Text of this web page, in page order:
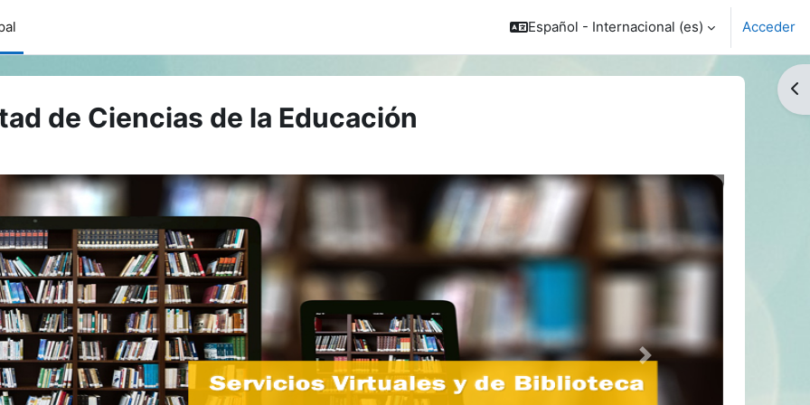
Español - Internacional ‎(es)‎ Acceder
de Ciencias de la Educación
Next